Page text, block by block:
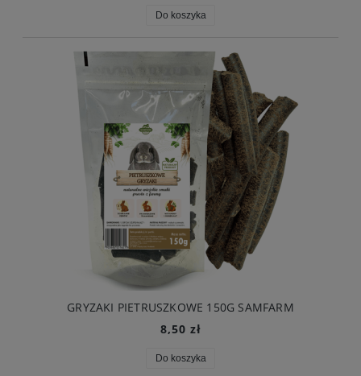
Do koszyka
GRYZAKI PIETRUSZKOWE 150G SAMFARM
8,50 zł
Do koszyka